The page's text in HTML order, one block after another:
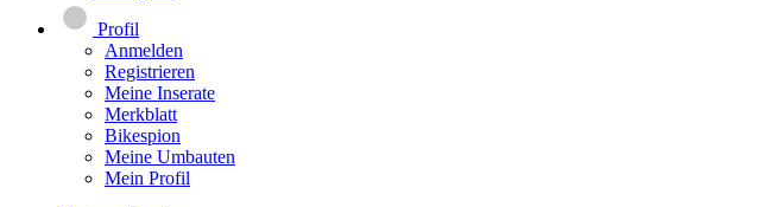
Profil
Anmelden
Registrieren
Meine Inserate
Merkblatt
Bikespion
Meine Umbauten
Mein Profil